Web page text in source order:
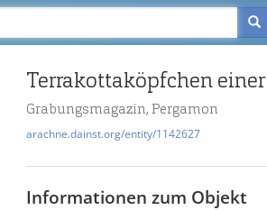
Terrakottaköpfchen
Grabungsmagazin, Pergamon
arachne.dainst.org/entity/1142627
Informationen zum Objekt